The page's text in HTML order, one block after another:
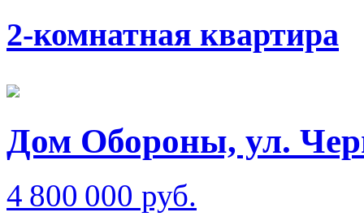
2-комнатная квартира
Дом Обороны, ул.
4 800 000 руб.